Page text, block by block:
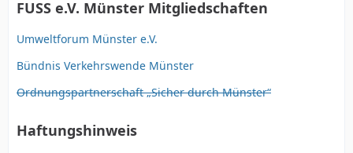
FUSS e.V. Münster Mitgliedschaften
Umweltforum Münster e.V.
Bündnis Verkehrswende Münster
Ordnungspartnerschaft „Sicher durch Münster“
Haftungshinweis